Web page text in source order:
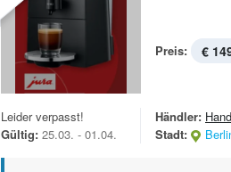
Preis: €
Leider verpasst!
Gültig: 25.03. - 01.04.
Händler:
Stadt: